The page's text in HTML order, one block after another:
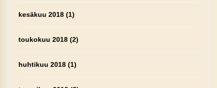
kesäkuu 2018(1)
toukokuu 2018(2)
huhtikuu 2018(1)